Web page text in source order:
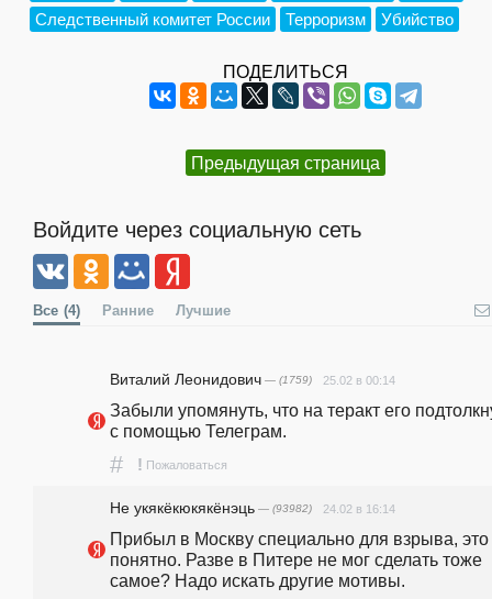
Следственный комитет России
Терроризм Убийство
ПОДЕЛИТЬСЯ
Предыдущая страница
Войдите через социальную сеть
Все (4) Ранние Лучшие
Виталий Леонидович — (1759) 25.02 в 00:14
Забыли упомянуть, что на теракт его
с помощью Телеграм.
# ! Пожаловаться
Не укякёкюкякёнэць — (93982) 24.02 в 16:14
Прибыл в Москву специально для взрыва, это
понятно. Разве в Питере не мог сделать тоже
самое? Надо искать другие мотивы.